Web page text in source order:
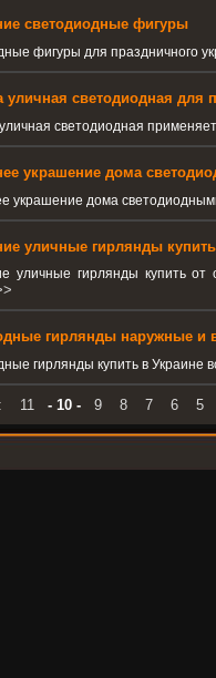
светодиодные фигуры
фигуры для праздничного
уличная светодиодная для
светодиодная
украшение дома
украшение дома
уличные гирлянды
уличные гирлянды купить
гирлянды наружные и
гирлянды купить в Украине
11 - 10 - 9 8 7 6 5